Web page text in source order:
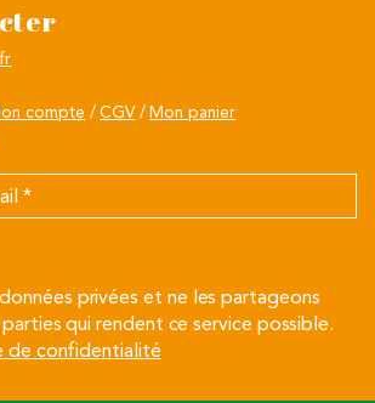
compte CGV Mon panier
privées et ne les partageons
qui rendent ce service possible.
de confidentialité